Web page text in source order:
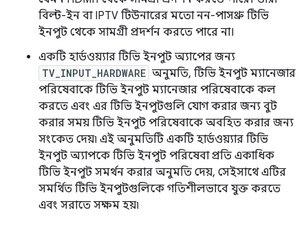
বিল্ট-ইন বা IPTV টিউনারের মতো নন-পাসথ্রু টিভি
ইনপুট থেকে সামগ্রী প্রদর্শন করতে পারে না।
একটি হার্ডওয়্যার টিভি ইনপুট অ্যাপের জন্য
TV_INPUT_HARDWARE অনুমতি, টিভি ইনপুট ম্যানেজার
পরিষেবাকে টিভি ইনপুট ম্যানেজার পরিষেবাকে কল
করতে এবং এর টিভি ইনপুটগুলি যোগ করার জন্য বুট
করার সময় টিভি ইনপুট পরিষেবাকে অবহিত করার জন্য
সংকেত দেয়৷ এই অনুমতিটি একটি হার্ডওয়্যার টিভি
ইনপুট অ্যাপকে টিভি ইনপুট পরিষেবা প্রতি একাধিক
টিভি ইনপুট সমর্থন করার অনুমতি দেয়, সেইসাথে এটির
সমর্থিত টিভি ইনপুটগুলিকে গতিশীলভাবে যুক্ত করতে
এবং সরাতে সক্ষম হয়৷